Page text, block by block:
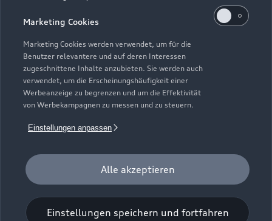
Marketing Cookies
Marketing Cookies werden verwendet, um für die
Benutzer relevantere und auf deren Interessen
zugeschnittene Inhalte anzubieten. Sie werden auch
verwendet, um die Erscheinungshäufigkeit einer
Werbeanzeige zu begrenzen und um die Effektivität
von Werbekampagnen zu messen und zu steuern.
Einstellungen anpassen
Alle akzeptieren
Einstellungen speichern und fortfahren
Geschäftskunden
Garantie
Audi digital services
myAudi
Audi Code
Häufige Fragen (FAQ)
Audi Online Beratung
Online-Terminvereinbarung
Servicekontakt
Bordbuch & Bedienungsanleitungen
Verträge kündigen
Über Audi
Unternehmen
Karriere
Investor Relations
Audi erleben
© 2026 AUDI AG. Alle Rechte vorbehalten
Impressum Rechtliches
Cookie-Richtlinie
Digital Services Act
EU Data Act